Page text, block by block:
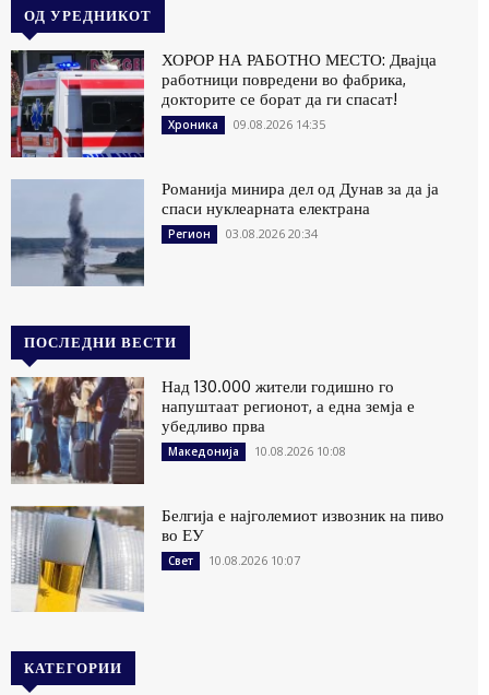
ОД УРЕДНИКОТ
ХОРОР НА РАБОТНО МЕСТО: Двајца
работници повредени во фабрика,
докторите се борат да ги спасат!
Хроника 09.08.2026 14:35
Романија минира дел од Дунав за да ја
спаси нуклеарната електрана
Регион 03.08.2026 20:34
ПОСЛЕДНИ ВЕСТИ
Над 130.000 жители годишно го
напуштаат регионот, а една земја е
убедливо прва
Македонија 10.08.2026 10:08
Белгија е најголемиот извозник на пиво
во ЕУ
Свет 10.08.2026 10:07
КАТЕГОРИИ